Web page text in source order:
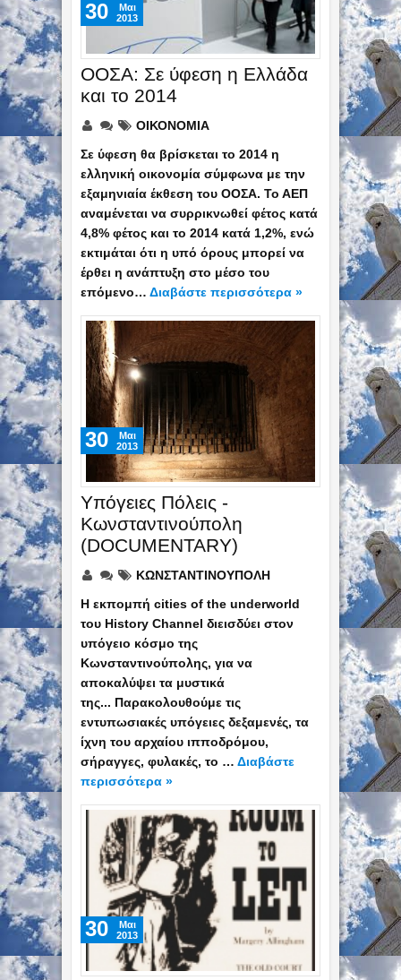
ΟΟΣΑ: Σε ύφεση η Ελλάδα
και το 2014
ΟΙΚΟΝΟΜΙΑ
Σε ύφεση θα βρίσκεται το 2014 η
ελληνική οικονομία σύμφωνα με την
εξαμηνιαία έκθεση του ΟΟΣΑ. Το ΑΕΠ
αναμένεται να συρρικνωθεί φέτος κατά
4,8% φέτος και το 2014 κατά 1,2%, ενώ
εκτιμάται ότι η υπό όρους μπορεί να
έρθει η ανάπτυξη στο μέσο του
επόμενο… Διαβάστε περισσότερα »
30
Mαι
2013
Υπόγειες Πόλεις -
Κωνσταντινούπολη
(DOCUMENTARY)
ΚΩΝΣΤΑΝΤΙΝΟΥΠΟΛΗ
Η εκπομπή cities of the underworld
του History Channel διεισδύει στον
υπόγειο κόσμο της
Κωνσταντινούπολης, για να
αποκαλύψει τα μυστικά
της... Παρακολουθούμε τις
εντυπωσιακές υπόγειες δεξαμενές, τα
ίχνη του αρχαίου ιπποδρόμου,
σήραγγες, φυλακές, το … Διαβάστε
περισσότερα »
30
Mαι
2013
30
Mαι
2013